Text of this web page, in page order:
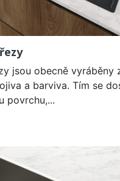
jsou obecně vyráběny
a barviva. Tím se
povrchu,...